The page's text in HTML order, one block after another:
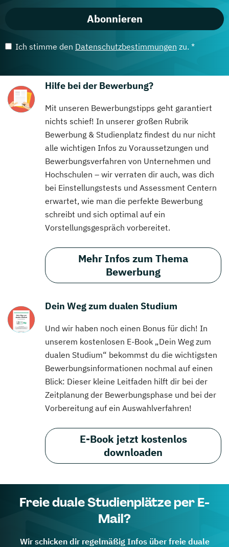
Abonnieren
Ich stimme den Datenschutzbestimmungen zu. *
Hilfe bei der Bewerbung?
Mit unseren Bewerbungstipps geht garantiert
nichts schief! In unserer großen Rubrik
Bewerbung & Studienplatz findest du nur nicht
alle wichtigen Infos zu Voraussetzungen und
Bewerbungsverfahren von Unternehmen und
Hochschulen – wir verraten dir auch, was dich
bei Einstellungstests und Assessment Centern
erwartet, wie man die perfekte Bewerbung
schreibt und sich optimal auf ein
Vorstellungsgespräch vorbereitet.
Mehr Infos zum Thema
Bewerbung
Dein Weg zum dualen Studium
Und wir haben noch einen Bonus für dich! In
unserem kostenlosen E-Book „Dein Weg zum
dualen Studium“ bekommst du die wichtigsten
Bewerbungsinformationen nochmal auf einen
Blick: Dieser kleine Leitfaden hilft dir bei der
Zeitplanung der Bewerbungsphase und bei der
Vorbereitung auf ein Auswahlverfahren!
E-Book jetzt kostenlos
downloaden
Freie duale Studienplätze per E-
Mail?
Wir schicken dir regelmäßig Infos über freie duale